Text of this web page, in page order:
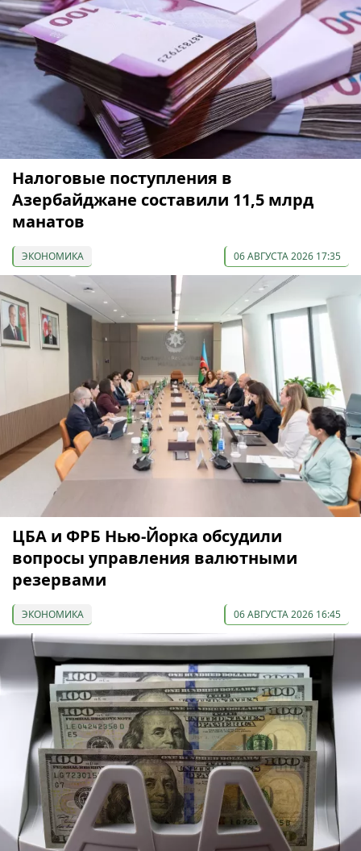
Налоговые поступления в
Азербайджане составили 11,5 млрд
манатов
ЭКОНОМИКА 06 АВГУСТА 2026 17:35
ЦБА и ФРБ Нью-Йорка обсудили
вопросы управления валютными
резервами
ЭКОНОМИКА 06 АВГУСТА 2026 16:45